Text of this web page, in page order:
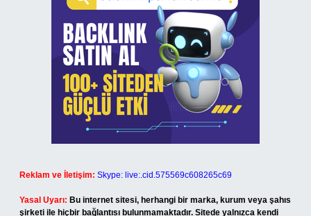
Reklam ve İletişim: Skype: live:.cid.575569c608265c69
Yasal Uyarı: Bu internet sitesi, herhangi bir marka, kurum veya şahıs
şirketi ile hiçbir bağlantısı bulunmamaktadır. Sitede yalnızca kendi